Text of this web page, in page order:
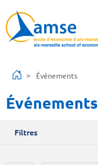
Événements
Événements
Filtres